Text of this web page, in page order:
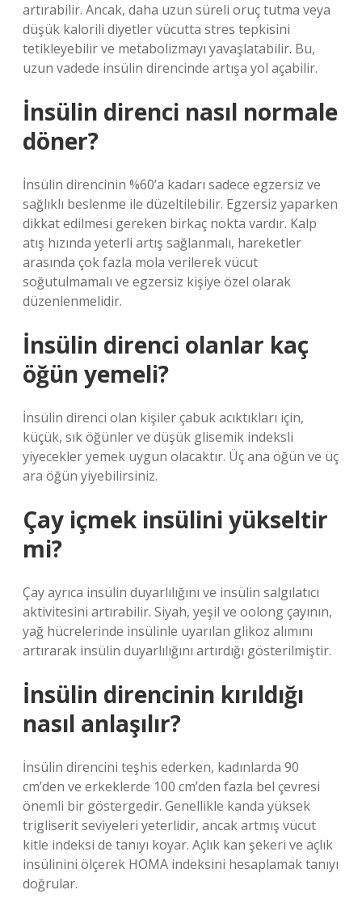
artırabilir. Ancak, daha uzun süreli oruç tutma veya
düşük kalorili diyetler vücutta stres tepkisini
tetikleyebilir ve metabolizmayı yavaşlatabilir. Bu,
uzun vadede insülin direncinde artışa yol açabilir.
İnsülin direnci nasıl normale
döner?
İnsülin direncinin %60’a kadarı sadece egzersiz ve
sağlıklı beslenme ile düzeltilebilir. Egzersiz yaparken
dikkat edilmesi gereken birkaç nokta vardır. Kalp
atış hızında yeterli artış sağlanmalı, hareketler
arasında çok fazla mola verilerek vücut
soğutulmamalı ve egzersiz kişiye özel olarak
düzenlenmelidir.
İnsülin direnci olanlar kaç
öğün yemeli?
İnsülin direnci olan kişiler çabuk acıktıkları için,
küçük, sık öğünler ve düşük glisemik indeksli
yiyecekler yemek uygun olacaktır. Üç ana öğün ve üç
ara öğün yiyebilirsiniz.
Çay içmek insülini yükseltir
mi?
Çay ayrıca insülin duyarlılığını ve insülin salgılatıcı
aktivitesini artırabilir. Siyah, yeşil ve oolong çayının,
yağ hücrelerinde insülinle uyarılan glikoz alımını
artırarak insülin duyarlılığını artırdığı gösterilmiştir.
İnsülin direncinin kırıldığı
nasıl anlaşılır?
İnsülin direncini teşhis ederken, kadınlarda 90
cm’den ve erkeklerde 100 cm’den fazla bel çevresi
önemli bir göstergedir. Genellikle kanda yüksek
trigliserit seviyeleri yeterlidir, ancak artmış vücut
kitle indeksi de tanıyı koyar. Açlık kan şekeri ve açlık
insülinini ölçerek HOMA indeksini hesaplamak tanıyı
doğrular.